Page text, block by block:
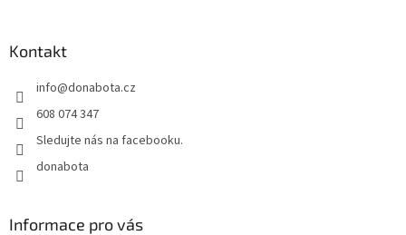
Kontakt
info@donabota.cz
608 074 347
Sledujte nás na facebooku.
donabota
Informace pro vás